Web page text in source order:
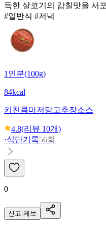
득한 살코기의 감칠맛을 서
#일반식 #저녁
1인분(100g)
84kcal
키친콤마저당고추장소스
4.8(리뷰 10개)
·식단기록56회
0
신고·제보